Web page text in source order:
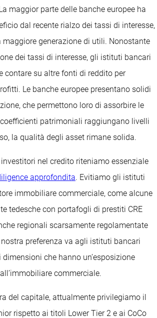
maggior parte delle banche europee ha
dal recente rialzo dei tassi di interesse,
generazione di utili. Nonostante
dei tassi di interesse, gli istituti bancari
contare su altre fonti di reddito per
Le banche europee presentano solidi
che permettono loro di assorbire le
patrimoniali raggiungano livelli
la qualità degli asset rimane solida.
nel credito riteniamo essenziale
approfondita. Evitiamo gli istituti
immobiliare commerciale, come alcune
tedesche con portafogli di prestiti CRE
regionali scarsamente regolamentate
preferenza va agli istituti bancari
che hanno un’esposizione
commerciale.
del capitale, attualmente privilegiamo il
rispetto ai titoli Lower Tier 2 e ai CoCo